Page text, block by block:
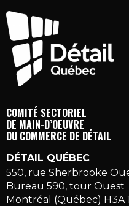
COMITÉ SECTORIEL
DE MAIN-D’OEUVRE
DU COMMERCE DE DÉTAIL
DÉTAIL QUÉBEC
550, rue Sherbrooke
Bureau 590, tour Ouest
Montréal (Québec) H3A